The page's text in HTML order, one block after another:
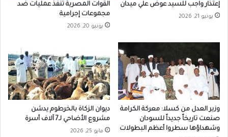
إعتذار واجب للسيد عوض علي ميدان
يونيو 21, 2026
القوات المصرية تنفذ عمليات ضد
مجموعات إجرامية
يونيو 20, 2026
وزير العدل من كسلا: معركة الكرامة
صنعت تاريخاً جديداً للسودان
وشهداؤها سطروا أعظم البطولات
ديوان الزكاة بالخرطوم يدشن
مشروع الأضاحي لـ7 آلاف أسرة
مايو 25, 2026